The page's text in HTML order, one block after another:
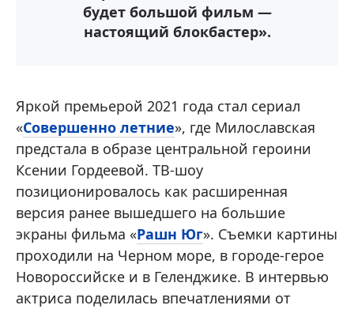
будет большой фильм —
настоящий блокбастер».
Яркой премьерой 2021 года стал сериал
«Совершенно летние», где Милославская
предстала в образе центральной героини
Ксении Гордеевой. ТВ-шоу
позиционировалось как расширенная
версия ранее вышедшего на большие
экраны фильма «Рашн Юг». Съемки картины
проходили на Черном море, в городе-герое
Новороссийске и в Геленджике. В интервью
актриса поделилась впечатлениями от